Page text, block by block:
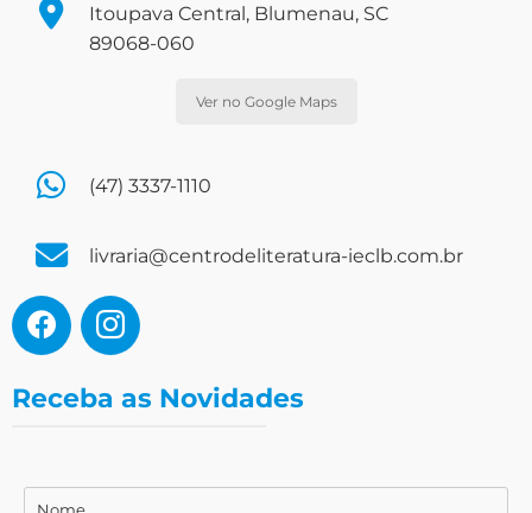
Itoupava Central, Blumenau, SC
89068-060
Ver no Google Maps
(47) 3337-1110
livraria@centrodeliteratura-ieclb.com.br
Receba as Novidades
Nome